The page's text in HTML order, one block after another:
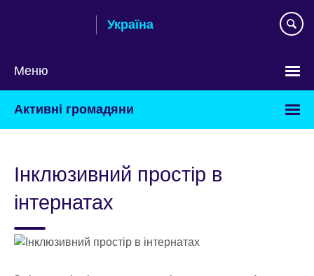
Україна
Меню
your
language
Активні громадяни
Інклюзивний простір в
інтернатах